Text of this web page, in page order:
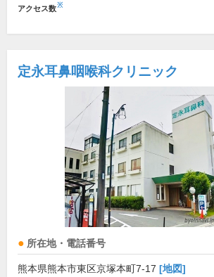
アクセス数※
定永耳鼻咽喉科クリニック
所在地・電話番号
熊本県熊本市東区京塚本町7-17 [地図]